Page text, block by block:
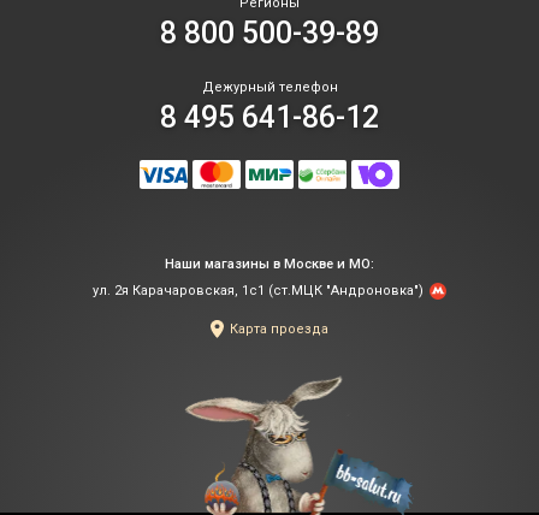
8 800 500-39-89
Дежурный телефон
8 495 641-86-12
Наши магазины в Москве и МО:
ул. 2я Карачаровская, 1с1 (ст.МЦК "Андроновка")
Карта проезда